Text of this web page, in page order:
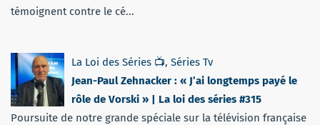
témoignent contre le cé...
La Loi des Séries 📺, Séries Tv
Jean-Paul Zehnacker : « J’ai longtemps payé le
rôle de Vorski » | La loi des séries #315
Poursuite de notre grande spéciale sur la télévision française